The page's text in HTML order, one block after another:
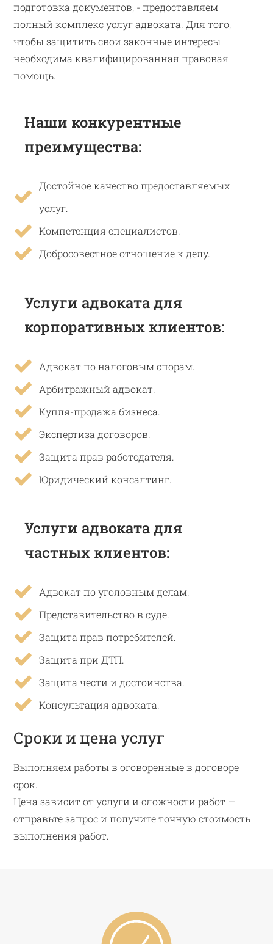
подготовка документов, - предоставляем
полный комплекс услуг адвоката. Для того,
чтобы защитить свои законные интересы
необходима квалифицированная правовая
помощь.
Наши конкурентные
преимущества:
Достойное качество предоставляемых
услуг.
Компетенция специалистов.
Добросовестное отношение к делу.
Услуги адвоката для
корпоративных клиентов:
Адвокат по налоговым спорам.
Арбитражный адвокат.
Купля-продажа бизнеса.
Экспертиза договоров.
Защита прав работодателя.
Юридический консалтинг.
Услуги адвоката для
частных клиентов:
Адвокат по уголовным делам.
Представительство в суде.
Защита прав потребителей.
Защита при ДТП.
Защита чести и достоинства.
Консультация адвоката.
Сроки и цена услуг
Выполняем работы в оговоренные в договоре
срок.
Цена зависит от услуги и сложности работ —
отправьте запрос и получите точную стоимость
выполнения работ.